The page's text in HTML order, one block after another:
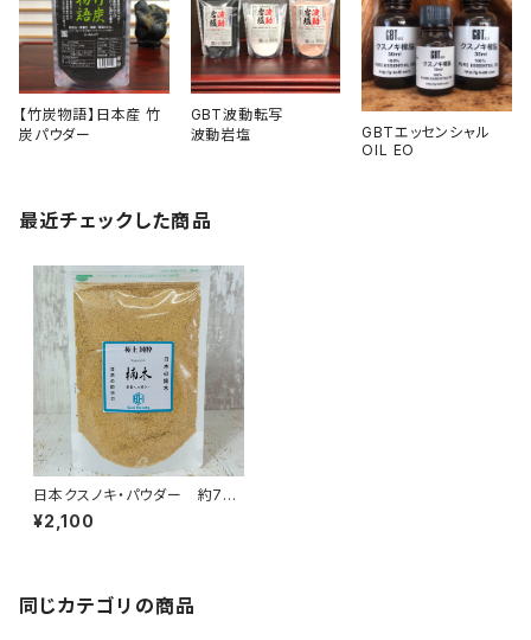
【竹炭物語】日本産 竹
炭パウダー
GBT波動転写
波動岩塩
GBTエッセンシャル
OIL EO
最近チェックした商品
日本クスノキ・パウダー 約77g
以上
¥2,100
同じカテゴリの商品